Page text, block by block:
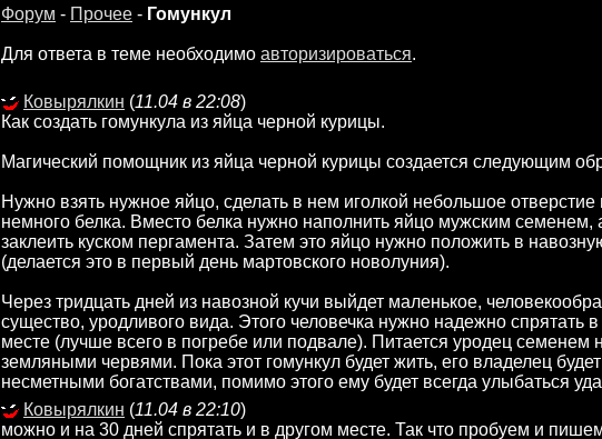
Форум - Прочее - Гомункул
Для ответа в теме необходимо авторизироваться.
Ковырялкин (11.04 в 22:08)
Как создать гомункула из яйца черной курицы.
Магический помощник из яйца черной курицы создается следующим
Нужно взять нужное яйцо, сделать в нем иголкой небольшое отверстие
немного белка. Вместо белка нужно наполнить яйцо мужским семенем,
заклеить куском пергамента. Затем это яйцо нужно положить в
(делается это в первый день мартовского новолуния).
Через тридцать дней из навозной кучи выйдет маленькое,
существо, уродливого вида. Этого человечка нужно надежно спрятать
месте (лучше всего в погребе или подвале). Питается уродец семенем
земляными червями. Пока этот гомункул будет жить, его владелец
несметными богатствами, помимо этого ему будет всегда улыбаться
Ковырялкин (11.04 в 22:10)
можно и на 30 дней спрятать и в другом месте. Так что пробуем и